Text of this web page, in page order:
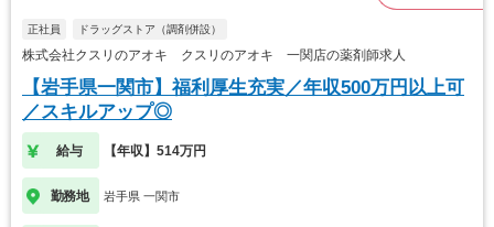
正社員 ドラッグストア（調剤併設）
株式会社クスリのアオキ クスリのアオキ 一関店の薬剤師求人
【岩手県一関市】福利厚生充実／年収500万円以上可
／スキルアップ◎
給与 【年収】514万円
勤務地 岩手県 一関市